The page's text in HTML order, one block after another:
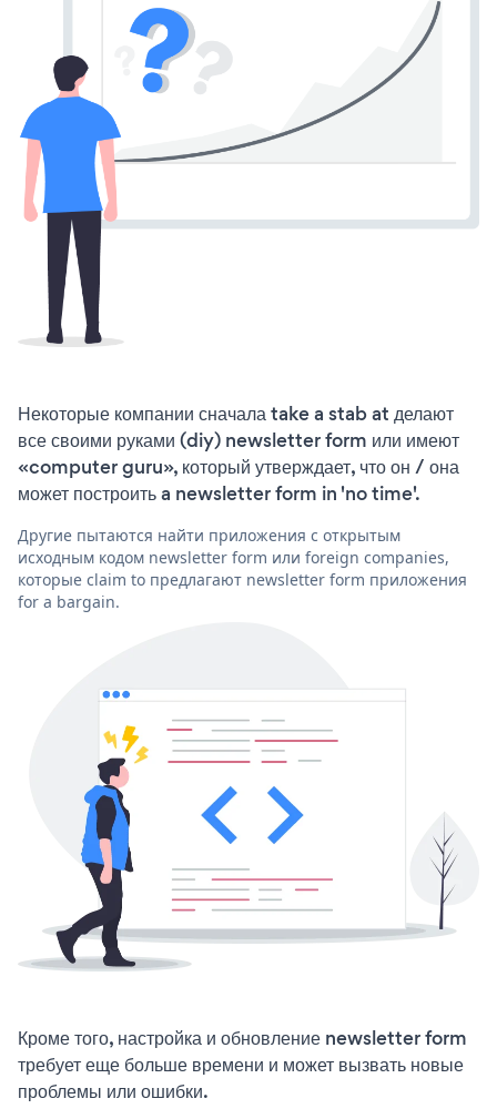
Некоторые компании сначала take a stab at делают
все своими руками (diy) newsletter form или имеют
«computer guru», который утверждает, что он / она
может построить a newsletter form in 'no time'.
Другие пытаются найти приложения с открытым
исходным кодом newsletter form или foreign companies,
которые claim to предлагают newsletter form приложения
for a bargain.
Кроме того, настройка и обновление newsletter form
требует еще больше времени и может вызвать новые
проблемы или ошибки.